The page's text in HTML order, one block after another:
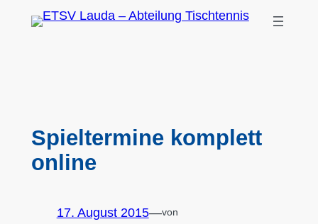
Spieltermine komplett
online
17. August 2015—von